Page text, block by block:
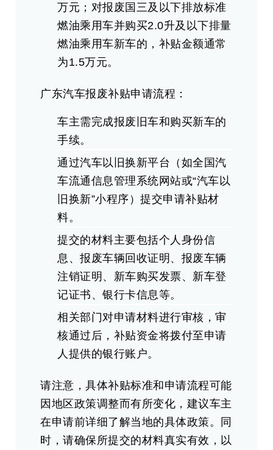
万元；对报废国三及以下排放标准
燃油乘用车并购买2.0升及以下排量
燃油乘用车新车的，补贴金额通常
为1.5万元。
广东汽车报废补贴‌申请流程‌：
车主需完成报废旧车和购买新车的
手续。
通过汽车以旧换新平台（如全国汽
车流通信息管理系统网站或“汽车以
旧换新”小程序）提交申请补贴材
料。
提交的材料主要包括个人身份信
息、报废车辆回收证明、报废车辆
注销证明、新车购买发票、新车登
记证书、银行卡信息等。
相关部门对申请材料进行审核，审
核通过后，补贴资金将拨付至申请
人提供的银行账户。
请注意，具体补贴标准和申请流程可能
因地区政策调整而有所变化，建议车主
在申请前详细了解当地的具体政策。同
时，请确保所提交的材料真实有效，以